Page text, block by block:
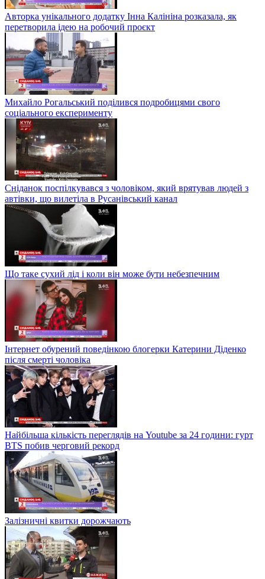
Авторка унікального додатку Інна Калініна розказала, як
перетворила ідею на робочий проєкт
Михайло Рогальський поділився подробицями свого
соціального експерименту
Сніданок поспілкувався з чоловіком, який врятував людей з
автівки, що вилетіла в Русанівський канал
Що таке сухий лід і коли він може бути небезпечним
Інтернет обурений поведінкою блогерки Катерини Діденко
після смерті чоловіка
Найбільша кількість переглядів на Youtube за 24 години: гурт
BTS побив черговий рекорд
Залізничні квитки дорожчають